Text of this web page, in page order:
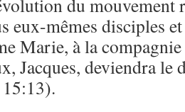
du mouvement
eux-mêmes disciples
Marie, à la
Jacques, deviendra le